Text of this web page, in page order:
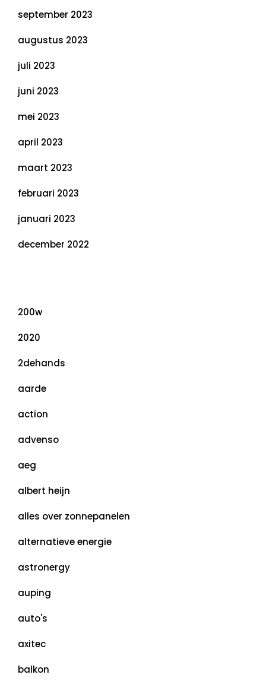
september 2023
augustus 2023
juli 2023
juni 2023
mei 2023
april 2023
maart 2023
februari 2023
januari 2023
december 2022
200w
2020
2dehands
aarde
action
advenso
aeg
albert heijn
alles over zonnepanelen
alternatieve energie
astronergy
auping
auto's
axitec
balkon